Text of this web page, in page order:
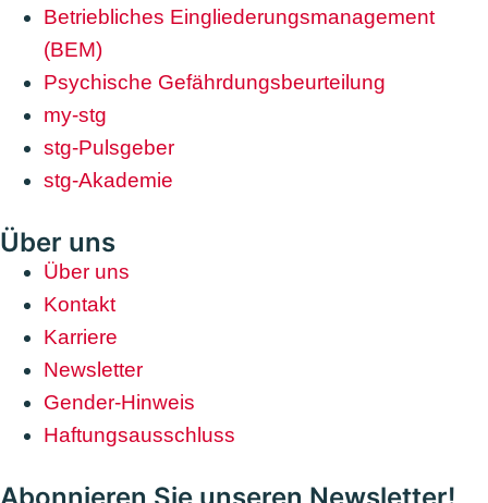
Betriebliches Eingliederungsmanagement
(BEM)
Psychische Gefährdungsbeurteilung
my-stg
stg-Pulsgeber
stg-Akademie
Über uns
Über uns
Kontakt
Karriere
Newsletter
Gender-Hinweis
Haftungsausschluss